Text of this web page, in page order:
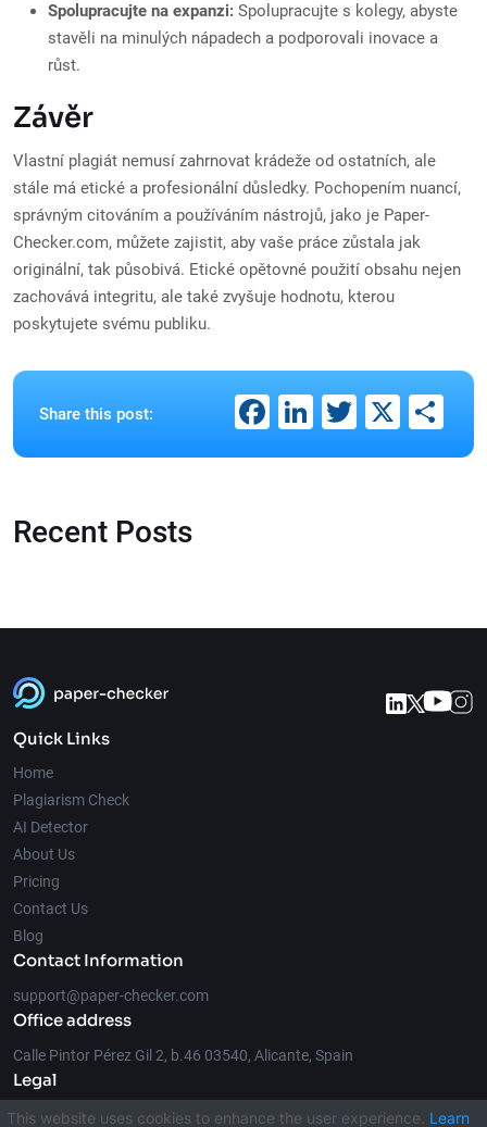
Spolupracujte na expanzi: Spolupracujte s kolegy, abyste
stavěli na minulých nápadech a podporovali inovace a
růst.
Závěr
Vlastní plagiát nemusí zahrnovat krádeže od ostatních, ale
stále má etické a profesionální důsledky. Pochopením nuancí,
správným citováním a používáním nástrojů, jako je Paper-
Checker.com, můžete zajistit, aby vaše práce zůstala jak
originální, tak působivá. Etické opětovné použití obsahu nejen
zachovává integritu, ale také zvyšuje hodnotu, kterou
poskytujete svému publiku.
Share this post: Facebook
LinkedIn
Twitter
X
Recent Posts
Quick Links
Home
Plagiarism Check
AI Detector
About Us
Pricing
Contact Us
Blog
Contact Information
support@paper-checker.com
Office address
Calle Pintor Pérez Gil 2, b.46 03540, Alicante, Spain
Legal
This website uses cookies to enhance the user experience. Learn